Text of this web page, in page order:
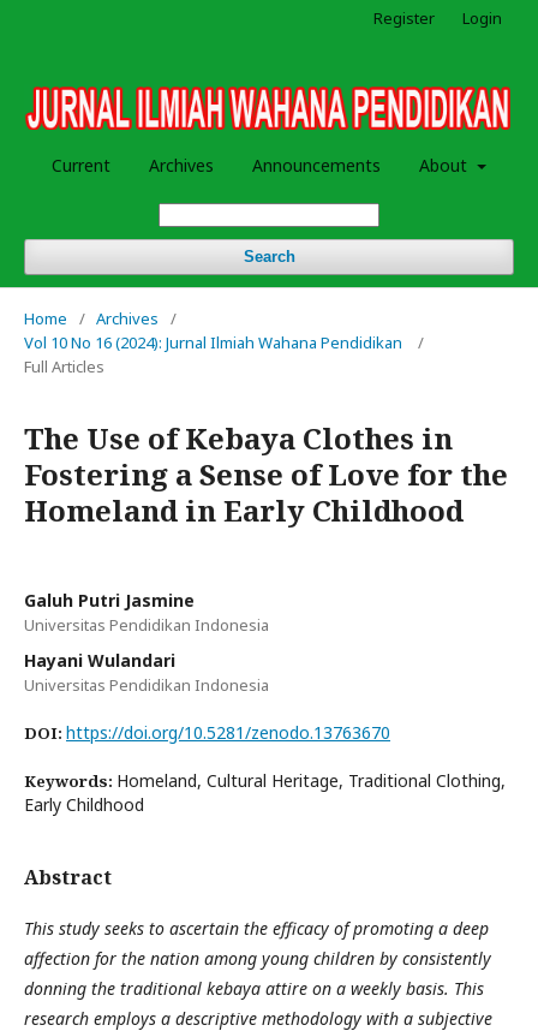
Current Archives Announcements About
Search
Register Login
Home / Archives
/
Vol 10 No 16 (2024): Jurnal Ilmiah Wahana Pendidikan
/
Full Articles
The Use of Kebaya Clothes in
Fostering a Sense of Love for the
Homeland in Early Childhood
Galuh Putri Jasmine
Universitas Pendidikan Indonesia
Hayani Wulandari
Universitas Pendidikan Indonesia
DOI: https://doi.org/10.5281/zenodo.13763670
Keywords: Homeland, Cultural Heritage, Traditional Clothing,
Early Childhood
Abstract
This study seeks to ascertain the efficacy of promoting a deep
affection for the nation among young children by consistently
donning the traditional kebaya attire on a weekly basis. This
research employs a descriptive methodology with a subjective